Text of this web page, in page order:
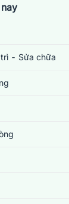
- Sửa chữa